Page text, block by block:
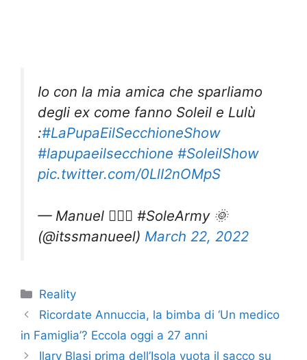
Io con la mia amica che sparliamo
degli ex come fanno Soleil e Lulù
:#LaPupaEilSecchioneShow
#lapupaeilsecchione #SoleilShow
pic.twitter.com/0LlI2nOMpS
— Manuel 🧘🏽‍♂️ #SoleArmy 🌞
(@itssmanueel) March 22, 2022
Categorie
Reality
Ricordate Annuccia, la bimba di ‘Un medico
in Famiglia’? Eccola oggi a 27 anni
Ilary Blasi prima dell’Isola vuota il sacco su